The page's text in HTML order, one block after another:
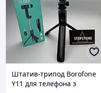
Штатив-трипод Borofone
Y11 для телефона з